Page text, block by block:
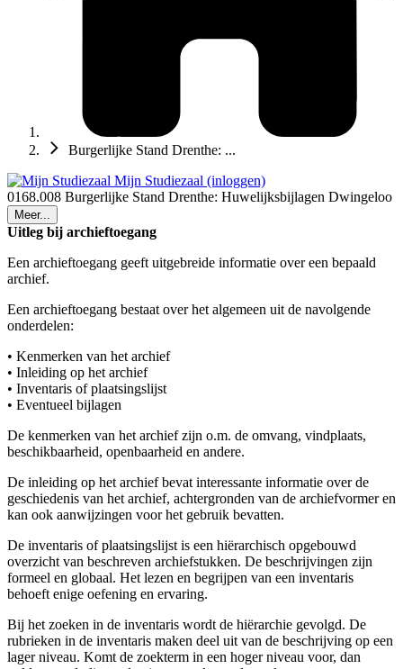
Burgerlijke Stand Drenthe: ...
Mijn Studiezaal (inloggen)
0168.008 Burgerlijke Stand Drenthe: Huwelijksbijlagen Dwingeloo
Meer...
Uitleg bij archieftoegang
Een archieftoegang geeft uitgebreide informatie over een bepaald
archief.
Een archieftoegang bestaat over het algemeen uit de navolgende
onderdelen:
• Kenmerken van het archief
• Inleiding op het archief
• Inventaris of plaatsingslijst
• Eventueel bijlagen
De kenmerken van het archief zijn o.m. de omvang, vindplaats,
beschikbaarheid, openbaarheid en andere.
De inleiding op het archief bevat interessante informatie over de
geschiedenis van het archief, achtergronden van de archiefvormer en
kan ook aanwijzingen voor het gebruik bevatten.
De inventaris of plaatsingslijst is een hiërarchisch opgebouwd
overzicht van beschreven archiefstukken. De beschrijvingen zijn
formeel en globaal. Het lezen en begrijpen van een inventaris
behoeft enige oefening en ervaring.
Bij het zoeken in de inventaris wordt de hiërarchie gevolgd. De
rubrieken in de inventaris maken deel uit van de beschrijving op een
lager niveau. Komt de zoekterm in een hoger niveau voor, dan